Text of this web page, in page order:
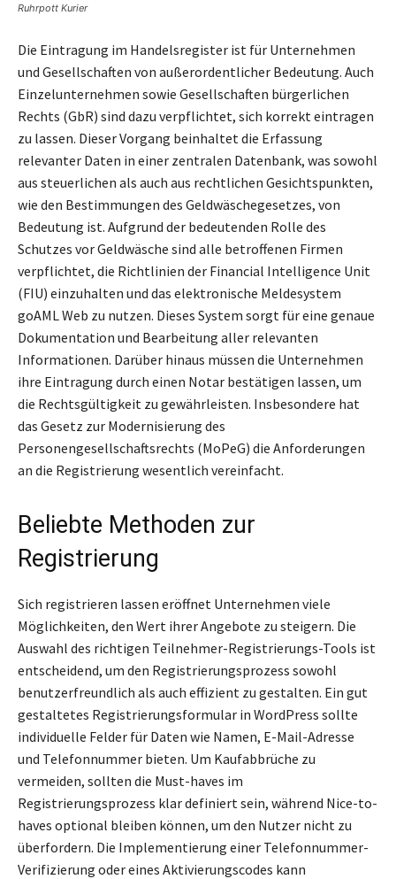
Ruhrpott Kurier
Die Eintragung im Handelsregister ist für Unternehmen
und Gesellschaften von außerordentlicher Bedeutung. Auch
Einzelunternehmen sowie Gesellschaften bürgerlichen
Rechts (GbR) sind dazu verpflichtet, sich korrekt eintragen
zu lassen. Dieser Vorgang beinhaltet die Erfassung
relevanter Daten in einer zentralen Datenbank, was sowohl
aus steuerlichen als auch aus rechtlichen Gesichtspunkten,
wie den Bestimmungen des Geldwäschegesetzes, von
Bedeutung ist. Aufgrund der bedeutenden Rolle des
Schutzes vor Geldwäsche sind alle betroffenen Firmen
verpflichtet, die Richtlinien der Financial Intelligence Unit
(FIU) einzuhalten und das elektronische Meldesystem
goAML Web zu nutzen. Dieses System sorgt für eine genaue
Dokumentation und Bearbeitung aller relevanten
Informationen. Darüber hinaus müssen die Unternehmen
ihre Eintragung durch einen Notar bestätigen lassen, um
die Rechtsgültigkeit zu gewährleisten. Insbesondere hat
das Gesetz zur Modernisierung des
Personengesellschaftsrechts (MoPeG) die Anforderungen
an die Registrierung wesentlich vereinfacht.
Beliebte Methoden zur
Registrierung
Sich registrieren lassen eröffnet Unternehmen viele
Möglichkeiten, den Wert ihrer Angebote zu steigern. Die
Auswahl des richtigen Teilnehmer-Registrierungs-Tools ist
entscheidend, um den Registrierungsprozess sowohl
benutzerfreundlich als auch effizient zu gestalten. Ein gut
gestaltetes Registrierungsformular in WordPress sollte
individuelle Felder für Daten wie Namen, E-Mail-Adresse
und Telefonnummer bieten. Um Kaufabbrüche zu
vermeiden, sollten die Must-haves im
Registrierungsprozess klar definiert sein, während Nice-to-
haves optional bleiben können, um den Nutzer nicht zu
überfordern. Die Implementierung einer Telefonnummer-
Verifizierung oder eines Aktivierungscodes kann